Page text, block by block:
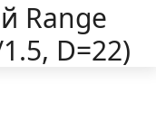
Range
D=22)